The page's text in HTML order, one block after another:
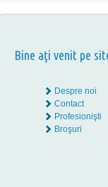
Bine aţi venit pe
Despre noi
Contact
Profesionişti
Broşuri